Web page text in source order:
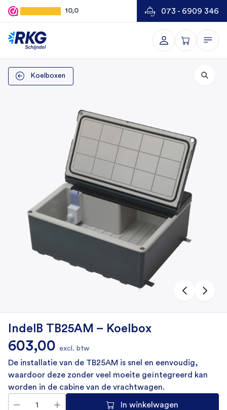
10,0 073 - 6909 346
Koelboxen
IndelB TB25AM – Koelbox
603,00 excl. btw
De installatie van de TB25AM is snel en eenvoudig,
waardoor deze zonder veel moeite geïntegreerd kan
worden in de cabine van de vrachtwagen.
In winkelwagen